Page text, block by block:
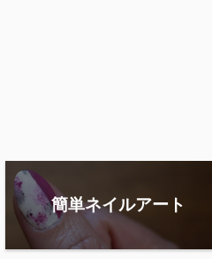
簡単ネイルアート